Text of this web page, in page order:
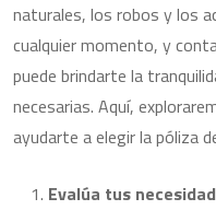
naturales, los robos y los
cualquier momento, y
puede brindarte la
necesarias. Aquí,
ayudarte a elegir la póliza
Evalúa tus